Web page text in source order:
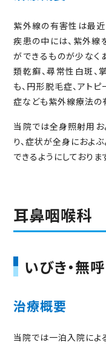
紫外線の有害性は最近
疾患の中には、紫外線
ができるものが少なく
類乾癬、尋常性白斑、
も、円形脱毛症、アト
症なども紫外線療法の
当院では全身照射用
り、症状が全身におよ
できるようにしておりま
耳鼻咽喉科
いびき・無
治療概要
当院では一泊入院によ